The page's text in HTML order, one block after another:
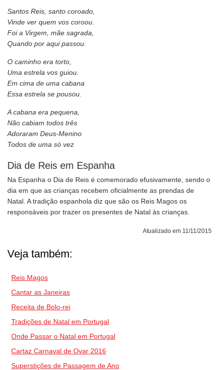
Santos Reis, santo coroado,
Vinde ver quem vos coroou.
Foi a Virgem, mãe sagrada,
Quando por aqui passou.
O caminho era torto,
Uma estrela vos guiou.
Em cima de uma cabana
Essa estrela se pousou.
A cabana era pequena,
Não cabiam todos três
Adoraram Deus-Menino
Todos de uma só vez
Dia de Reis em Espanha
Na Espanha o Dia de Reis é comemorado efusivamente, sendo o
dia em que as crianças recebem oficialmente as prendas de
Natal. A tradição espanhola diz que são os Reis Magos os
responsáveis por trazer os presentes de Natal às crianças.
Atualizado em 11/11/2015
Veja também:
Reis Magos
Cantar as Janeiras
Receita de Bolo-rei
Tradições de Natal em Portugal
Onde Passar o Natal em Portugal
Cartaz Carnaval de Ovar 2016
Superstições de Passagem de Ano